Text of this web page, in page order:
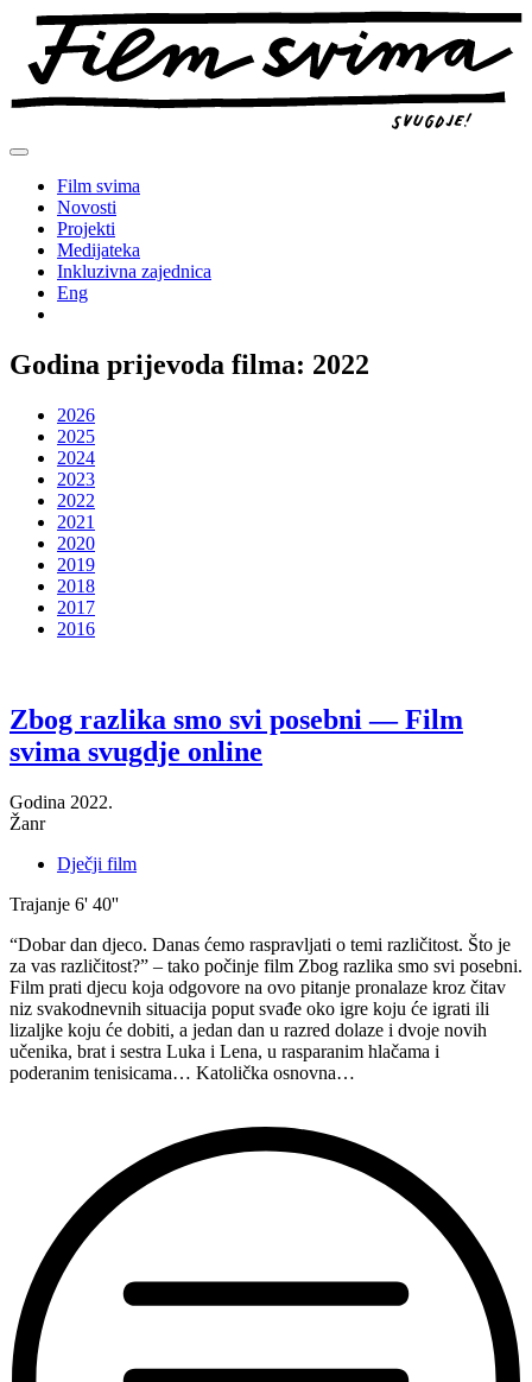
Preskoči
sadržaj
Film svima
Novosti
Projekti
Medijateka
Inkluzivna zajednica
Eng
Godina prijevoda filma: 2022
2026
2025
2024
2023
2022
2021
2020
2019
2018
2017
2016
Zbog razlika smo svi posebni — Film
svima svugdje online
Godina 2022.
Žanr
Dječji film
Trajanje 6' 40''
“Dobar dan djeco. Danas ćemo raspravljati o temi različitost. Što je
za vas različitost?” – tako počinje film Zbog razlika smo svi posebni.
Film prati djecu koja odgovore na ovo pitanje pronalaze kroz čitav
niz svakodnevnih situacija poput svađe oko igre koju će igrati ili
lizaljke koju će dobiti, a jedan dan u razred dolaze i dvoje novih
učenika, brat i sestra Luka i Lena, u rasparanim hlačama i
poderanim tenisicama… Katolička osnovna…